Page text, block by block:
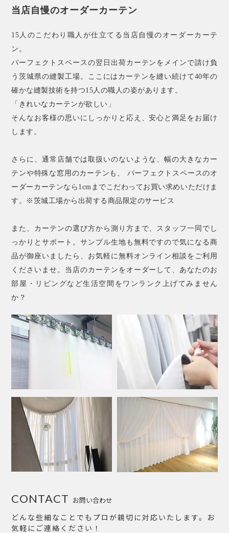
当店自慢のオーダーカーテン
15人のこだわり職人が仕立てる当店自慢のオーダーカーテ
ン。
パーフェクトスペースの翌日出荷カーテンをメインで請け負
う茨城県の縫製工場。ここにはカーテンを縫い続けて40年の
確かな縫製技術を持つ15人の職人の姿があります。
「きれいなカーテンが欲しい」
そんなお客様の思いにしっかりと応え、安心と満足をお届け
します。
さらに、通常店舗では取扱いのないような、幅の大きなカー
テンや特殊な窓用のカーテンも、 パーフェクトスペースのオ
ーダーカーテンなら1cmまでこだわってお買い求めいただけま
す。※茨城工場から出荷する商品限定のサービス
また、カーテンの選び方から測り方まで、スタッフ一同でし
っかりとサポート。サンプル生地も無料ですので気になる商
品が御座いましたら、お気軽に無料オンライン相談をご利用
くださいませ。当店のカーテンをオーダーして、あなたのお
部屋・リビングなど生活空間をワンランク上げてみません
か？
お問い合わせ
CONTACT
どんな些細なことでもプロが親切に対応いたします。お
気軽にご連絡ください！